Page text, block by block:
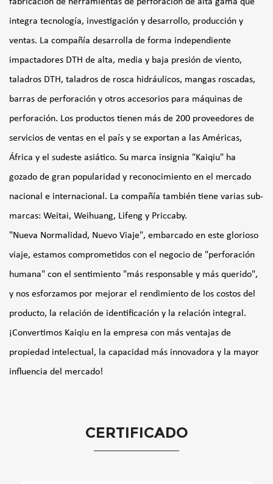
fabricación de herramientas de perforación de alta gama que
integra tecnología, investigación y desarrollo, producción y
ventas. La compañía desarrolla de forma independiente
impactadores DTH de alta, media y baja presión de viento,
taladros DTH, taladros de rosca hidráulicos, mangas roscadas,
barras de perforación y otros accesorios para máquinas de
perforación. Los productos tienen más de 200 proveedores de
servicios de ventas en el país y se exportan a las Américas,
África y el sudeste asiático. Su marca insignia "Kaiqiu" ha
gozado de gran popularidad y reconocimiento en el mercado
nacional e internacional. La compañía también tiene varias sub-
marcas: Weitai, Weihuang, Lifeng y Priccaby.
"Nueva Normalidad, Nuevo Viaje", embarcado en este glorioso
viaje, estamos comprometidos con el negocio de "perforación
humana" con el sentimiento "más responsable y más querido",
y nos esforzamos por mejorar el rendimiento de los costos del
producto, la relación de identificación y la relación integral.
¡Convertimos Kaiqiu en la empresa con más ventajas de
propiedad intelectual, la capacidad más innovadora y la mayor
influencia del mercado!
CERTIFICADO